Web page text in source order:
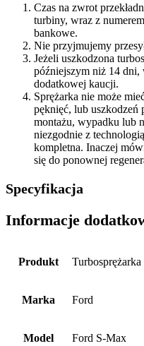
Czas na zwrot
turbiny, wraz z
bankowe.
Nie przyjmujemy
Jeżeli uszkodzona
późniejszym niż 14
dodatkowej kaucji.
Sprężarka nie może
pęknięć, lub uszkodzeń
montażu, wypadku lub
niezgodnie z
kompletna. Inaczej
się do ponownej
Specyfikacja
Informacje
Produkt Turbosprężarka
Marka Ford
Model Ford S-Max